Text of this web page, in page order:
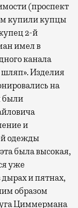
(проспект
купили купцы
2-й
имел в
канала
Изделия
на
были
и
одежды
была высокая,
уже
и пятнах,
образом
Циммермана